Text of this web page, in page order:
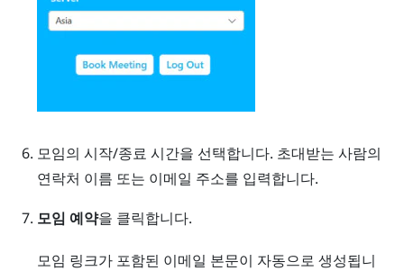
모임의 시작/종료 시간을 선택합니다. 초대받는 사람의
연락처 이름 또는 이메일 주소를 입력합니다.
모임 예약을 클릭합니다.
모임 링크가 포함된 이메일 본문이 자동으로 생성됩니